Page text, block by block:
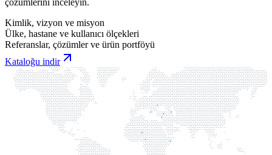
çözümlerini inceleyin.
Kimlik, vizyon ve misyon
Ülke, hastane ve kullanıcı ölçekleri
Referanslar, çözümler ve ürün portföyü
Kataloğu indir